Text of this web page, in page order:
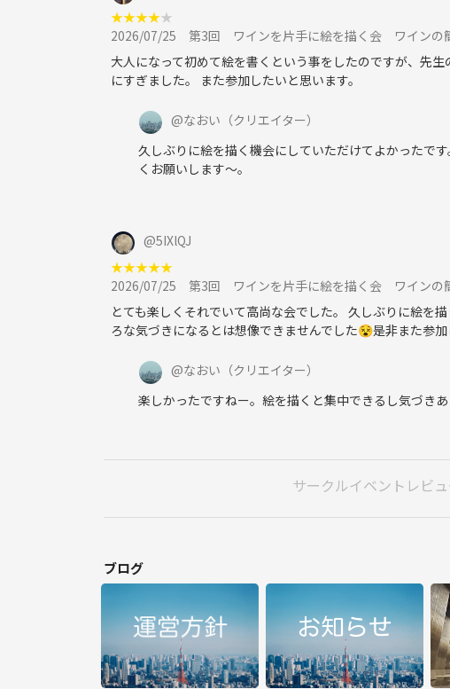
★★★★★
2026/07/25
第3回 ワインを片手に絵を描く会 ワインの
大人になって初めて絵を書くという事をしたのですが、先
にすぎました。 また参加したいと思います。
@なおい （クリエイター）
久しぶりに絵を描く機会にしていただけてよかったで
くお願いします〜。
@5IXlQJ
★★★★★
2026/07/25
第3回 ワインを片手に絵を描く会 ワインの
とても楽しくそれでいて高尚な会でした。 久しぶりに絵を
ろな気づきになるとは想像できませんでした😵是非また参
@なおい （クリエイター）
楽しかったですねー。絵を描くと集中できるし気づき
サークルイベントレビ
ブログ